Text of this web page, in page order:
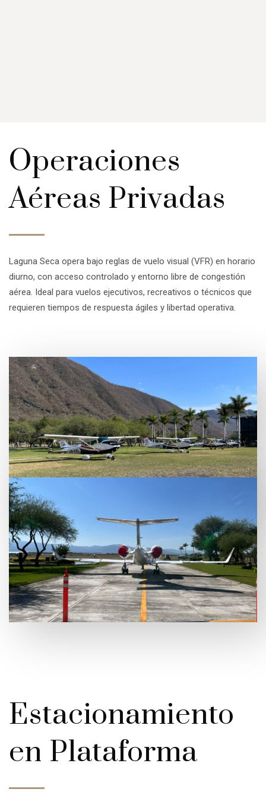
Operaciones
Aéreas Privadas
Laguna Seca opera bajo reglas de vuelo visual (VFR) en horario
diurno, con acceso controlado y entorno libre de congestión
aérea. Ideal para vuelos ejecutivos, recreativos o técnicos que
requieren tiempos de respuesta ágiles y libertad operativa.
Estacionamiento
en Plataforma